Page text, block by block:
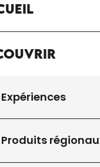
Expériences
Produits